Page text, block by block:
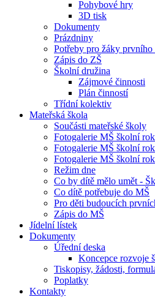
Pohybové hry
3D tisk
Dokumenty
Prázdniny
Potřeby pro žáky prvního
Zápis do ZŠ
Školní družina
Zájmové činnosti
Plán činností
Třídní kolektiv
Mateřská škola
Součásti mateřské školy
Fotogalerie MŠ školní
Fotogalerie MŠ školní
Fotogalerie MŠ školní
Režim dne
Co by dítě mělo umět -
Co dítě potřebuje do MŠ
Pro děti budoucích
Zápis do MŠ
Jídelní lístek
Dokumenty
Úřední deska
Koncepce rozvoje
Tiskopisy, žádosti,
Poplatky
Kontakty